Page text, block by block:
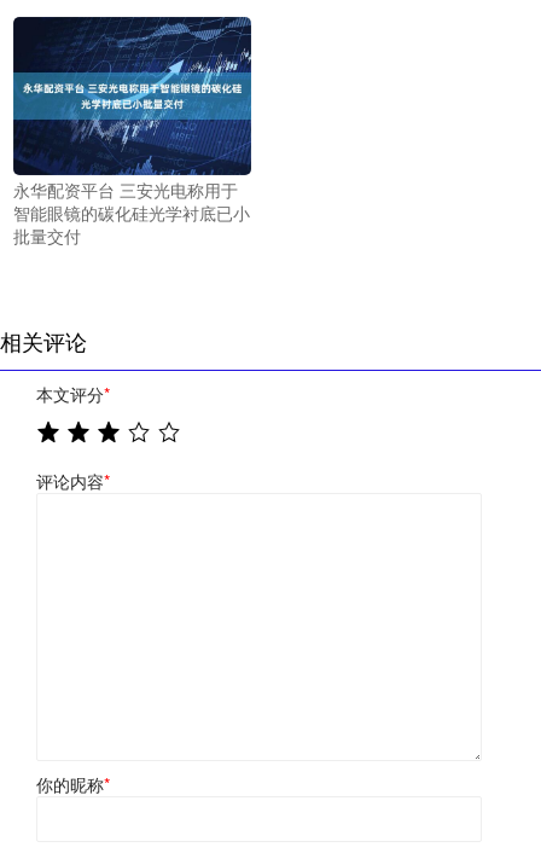
永华配资平台 三安光电称用于
智能眼镜的碳化硅光学衬底已小
批量交付
相关评论
本文评分*
评论内容*
你的昵称*